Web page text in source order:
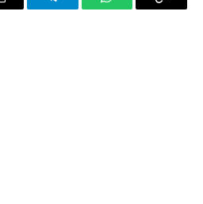
TelegramWhatsAppCopy